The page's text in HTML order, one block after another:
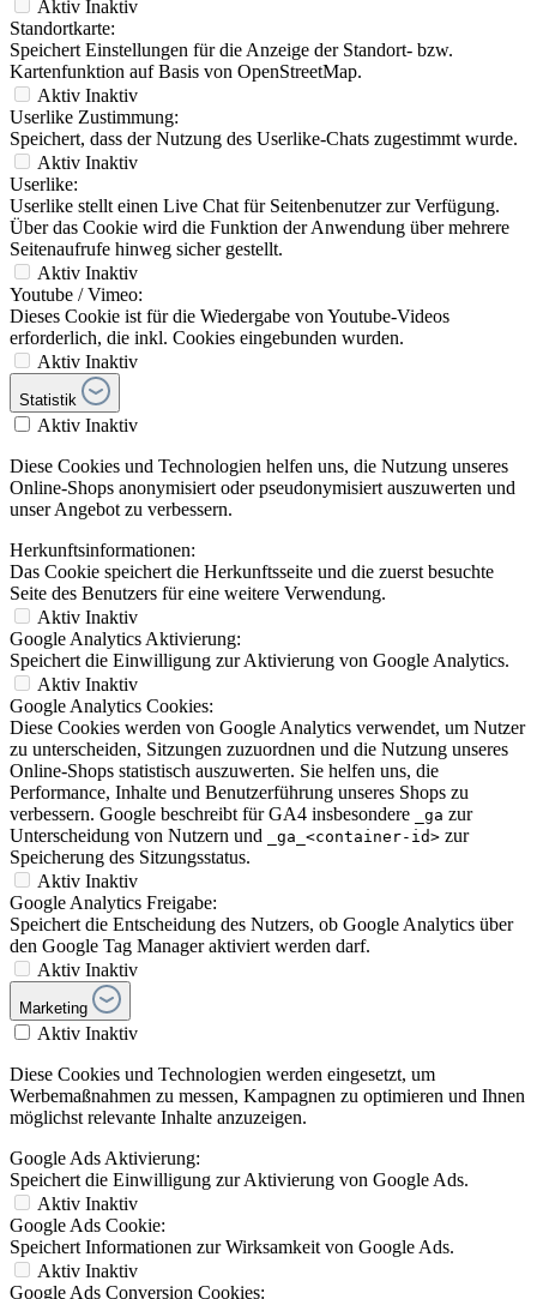
Aktiv Inaktiv
Standortkarte:
Speichert Einstellungen für die Anzeige der Standort- bzw.
Kartenfunktion auf Basis von OpenStreetMap.
Aktiv Inaktiv
Userlike Zustimmung:
Speichert, dass der Nutzung des Userlike-Chats zugestimmt wurde.
Aktiv Inaktiv
Userlike:
Userlike stellt einen Live Chat für Seitenbenutzer zur Verfügung.
Über das Cookie wird die Funktion der Anwendung über mehrere
Seitenaufrufe hinweg sicher gestellt.
Aktiv Inaktiv
Youtube / Vimeo:
Dieses Cookie ist für die Wiedergabe von Youtube-Videos
erforderlich, die inkl. Cookies eingebunden wurden.
Aktiv Inaktiv
Statistik
Aktiv Inaktiv
Diese Cookies und Technologien helfen uns, die Nutzung unseres
Online-Shops anonymisiert oder pseudonymisiert auszuwerten und
unser Angebot zu verbessern.
Herkunftsinformationen:
Das Cookie speichert die Herkunftsseite und die zuerst besuchte
Seite des Benutzers für eine weitere Verwendung.
Aktiv Inaktiv
Google Analytics Aktivierung:
Speichert die Einwilligung zur Aktivierung von Google Analytics.
Aktiv Inaktiv
Google Analytics Cookies:
Diese Cookies werden von Google Analytics verwendet, um Nutzer
zu unterscheiden, Sitzungen zuzuordnen und die Nutzung unseres
Online-Shops statistisch auszuwerten. Sie helfen uns, die
Performance, Inhalte und Benutzerführung unseres Shops zu
verbessern. Google beschreibt für GA4 insbesondere
_ga zur
Unterscheidung von Nutzern und
_ga_<container-id> zur
Speicherung des Sitzungsstatus.
Aktiv Inaktiv
Google Analytics Freigabe:
Speichert die Entscheidung des Nutzers, ob Google Analytics über
den Google Tag Manager aktiviert werden darf.
Aktiv Inaktiv
Marketing
Aktiv Inaktiv
Diese Cookies und Technologien werden eingesetzt, um
Werbemaßnahmen zu messen, Kampagnen zu optimieren und Ihnen
möglichst relevante Inhalte anzuzeigen.
Google Ads Aktivierung:
Speichert die Einwilligung zur Aktivierung von Google Ads.
Aktiv Inaktiv
Google Ads Cookie:
Speichert Informationen zur Wirksamkeit von Google Ads.
Aktiv Inaktiv
Google Ads Conversion Cookies: